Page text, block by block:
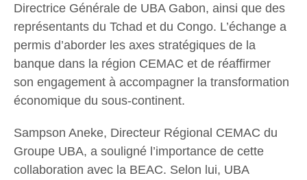
Directrice Générale de UBA Gabon, ainsi que des
représentants du Tchad et du Congo. L’échange a
permis d’aborder les axes stratégiques de la
banque dans la région CEMAC et de réaffirmer
son engagement à accompagner la transformation
économique du sous-continent.
Sampson Aneke, Directeur Régional CEMAC du
Groupe UBA, a souligné l’importance de cette
collaboration avec la BEAC. Selon lui, UBA